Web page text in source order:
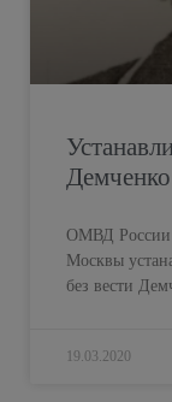
ОМВД России
Москвы
без вести
19.03.2020